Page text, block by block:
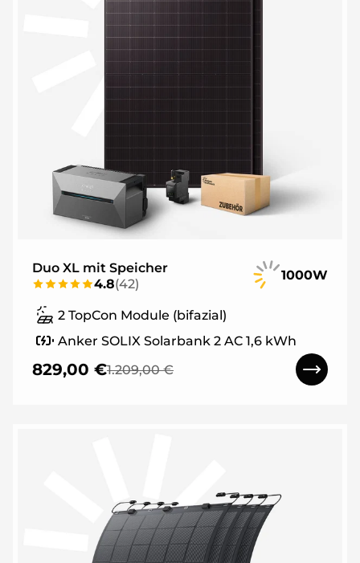
Duo XL mit Speicher
4.8(42)
1000W
2 TopCon Module (bifazial)
Anker SOLIX Solarbank 2 AC 1,6 kWh
829,00 €1.209,00 €